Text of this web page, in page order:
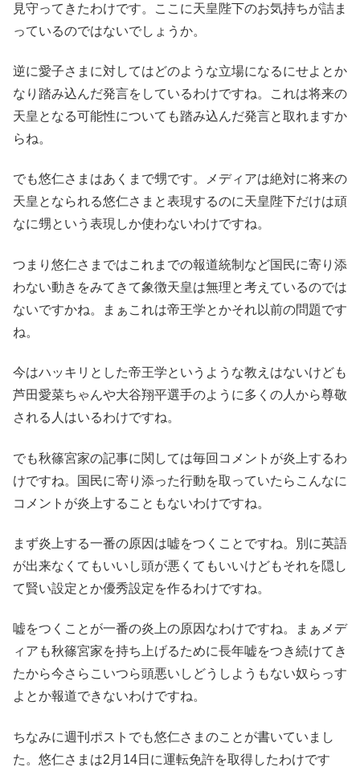
見守ってきたわけです。ここに天皇陛下のお気持ちが詰ま
っているのではないでしょうか。
逆に愛子さまに対してはどのような立場になるにせよとか
なり踏み込んだ発言をしているわけですね。これは将来の
天皇となる可能性についても踏み込んだ発言と取れますか
らね。
でも悠仁さまはあくまで甥です。メディアは絶対に将来の
天皇となられる悠仁さまと表現するのに天皇陛下だけは頑
なに甥という表現しか使わないわけですね。
つまり悠仁さまではこれまでの報道統制など国民に寄り添
わない動きをみてきて象徴天皇は無理と考えているのでは
ないですかね。まぁこれは帝王学とかそれ以前の問題です
ね。
今はハッキリとした帝王学というような教えはないけども
芦田愛菜ちゃんや大谷翔平選手のように多くの人から尊敬
される人はいるわけですね。
でも秋篠宮家の記事に関しては毎回コメントが炎上するわ
けですね。国民に寄り添った行動を取っていたらこんなに
コメントが炎上することもないわけですね。
まず炎上する一番の原因は嘘をつくことですね。別に英語
が出来なくてもいいし頭が悪くてもいいけどもそれを隠し
て賢い設定とか優秀設定を作るわけですね。
嘘をつくことが一番の炎上の原因なわけですね。まぁメデ
ィアも秋篠宮家を持ち上げるために長年嘘をつき続けてき
たから今さらこいつら頭悪いしどうしようもない奴らっす
よとか報道できないわけですね。
ちなみに週刊ポストでも悠仁さまのことが書いていまし
た。悠仁さまは2月14日に運転免許を取得したわけです